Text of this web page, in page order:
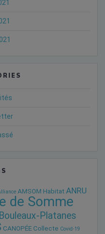
AMSOM Habitat ANRU
de Somme
Bouleaux-Platanes
CANOPÉE Collecte Covid-19